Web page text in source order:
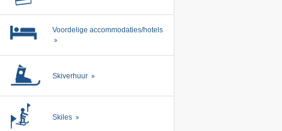
Voordelige accommodaties/hotels
Skiverhuur
Skiles